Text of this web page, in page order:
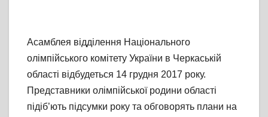
Асамблея відділення Національного
олімпійського комітету України в Черкаській
області відбудеться 14 грудня 2017 року.
Представники олімпійської родини області
підіб’ють підсумки року та обговорять плани на